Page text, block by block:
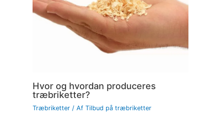
Hvor og hvordan produceres
træbriketter?
Træbriketter/ Af Tilbud på træbriketter